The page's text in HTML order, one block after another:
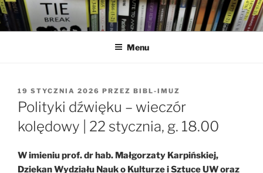
Przejdź
do
treści
Menu
OPUBLIKOWANE
W
19 STYCZNIA 2026 PRZEZ BIBL-IMUZ
Polityki dźwięku – wieczór
kolędowy | 22 stycznia, g. 18.00
W imieniu prof. dr hab. Małgorzaty Karpińskiej,
Dziekan Wydziału Nauk o Kulturze i Sztuce UW oraz